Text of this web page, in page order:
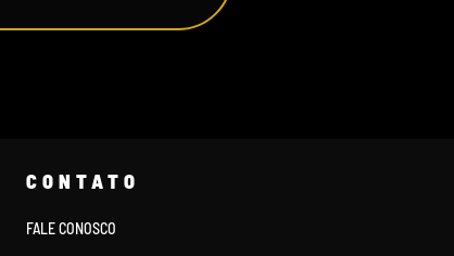
CONTATO
FALE CONOSCO